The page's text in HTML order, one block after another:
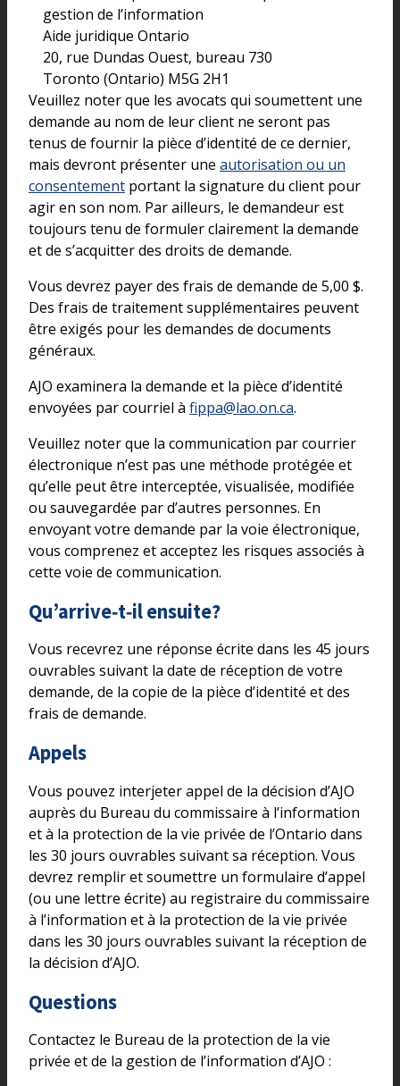
gestion de l’information
Aide juridique Ontario
20, rue Dundas Ouest, bureau 730
Toronto (Ontario) M5G 2H1
Veuillez noter que les avocats qui soumettent une
demande au nom de leur client ne seront pas
tenus de fournir la pièce d’identité de ce dernier,
mais devront présenter une autorisation ou un
consentement portant la signature du client pour
agir en son nom. Par ailleurs, le demandeur est
toujours tenu de formuler clairement la demande
et de s’acquitter des droits de demande.
Vous devrez payer des frais de demande de 5,00 $.
Des frais de traitement supplémentaires peuvent
être exigés pour les demandes de documents
généraux.
AJO examinera la demande et la pièce d’identité
envoyées par courriel à fippa@lao.on.ca.
Veuillez noter que la communication par courrier
électronique n’est pas une méthode protégée et
qu’elle peut être interceptée, visualisée, modifiée
ou sauvegardée par d’autres personnes. En
envoyant votre demande par la voie électronique,
vous comprenez et acceptez les risques associés à
cette voie de communication.
Qu’arrive‑t‑il ensuite?
Vous recevrez une réponse écrite dans les 45 jours
ouvrables suivant la date de réception de votre
demande, de la copie de la pièce d’identité et des
frais de demande.
Appels
Vous pouvez interjeter appel de la décision d’AJO
auprès du Bureau du commissaire à l’information
et à la protection de la vie privée de l’Ontario dans
les 30 jours ouvrables suivant sa réception. Vous
devrez remplir et soumettre un formulaire d’appel
(ou une lettre écrite) au registraire du commissaire
à l’information et à la protection de la vie privée
dans les 30 jours ouvrables suivant la réception de
la décision d’AJO.
Questions
Contactez le Bureau de la protection de la vie
privée et de la gestion de l’information d’AJO :